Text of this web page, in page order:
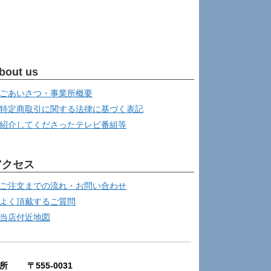
us
ごあいさつ・事業所概要
特定商取引に関する法律に基づく表記
紹介してくださったテレビ番組等
セス
ご注文までの流れ・お問い合わせ
よく頂戴するご質問
当店付近地図
所 〒555-0031